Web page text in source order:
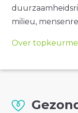
milieu,
Over